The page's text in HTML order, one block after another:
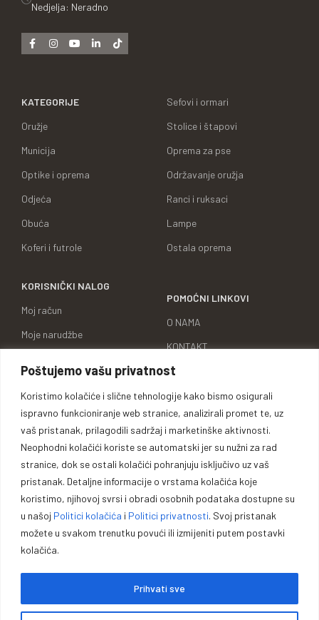
Poštujemo vašu privatnost
Koristimo kolačiće i slične tehnologije kako bismo osigurali
ispravno funkcioniranje web stranice, analizirali promet te, uz
vaš pristanak, prilagodili sadržaj i marketinške aktivnosti.
Neophodni kolačići koriste se automatski jer su nužni za rad
stranice, dok se ostali kolačići pohranjuju isključivo uz vaš
pristanak. Detaljne informacije o vrstama kolačića koje
koristimo, njihovoj svrsi i obradi osobnih podataka dostupne su
u našoj Politici kolačića i Politici privatnosti. Svoj pristanak
možete u svakom trenutku povući ili izmijeniti putem postavki
kolačića.
Prihvati sve
Nedjelja: Neradno
KATEGORIJE
Oružje
Municija
Optike i oprema
Odjeća
Obuća
Koferi i futrole
Sefovi i ormari
Stolice i štapovi
Oprema za pse
Održavanje oružja
Ranci i ruksaci
Lampe
Ostala oprema
KORISNIČKI NALOG
Moj račun
Moje narudžbe
Adrese za dostavu
Detalji računa
POMOĆNI LINKOVI
O NAMA
KONTAKT
KARIJERA
BRENDOVI
ID BROJ
Oprema za lovce, sportiste,
profesionalce i entuzijaste.
Vrhunska opremu za lovce, sportiste, profesionalce i entuzijaste. U
našoj ponudi pronaći ćete pouzdano oružje, municiju i prateću
opremu za lov, sport outdoor aktivnosti.